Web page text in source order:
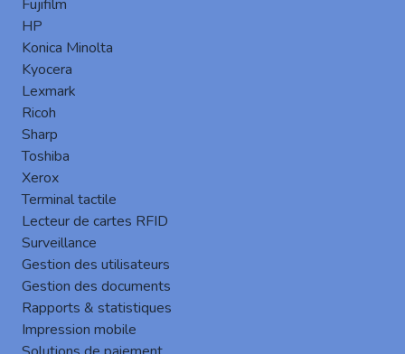
Fujifilm
HP
Konica Minolta
Kyocera
Lexmark
Ricoh
Sharp
Toshiba
Xerox
Terminal tactile
Lecteur de cartes RFID
Surveillance
Gestion des utilisateurs
Gestion des documents
Rapports & statistiques
Impression mobile
MFPKyocera
spécialement conçu pour les équipements
de la marque.
Ce module exploite l’écran tactile intégré
des MFP Kyocera pour améliorer les
fonctionnalités, renforcer la sécurité et
offrir une expérience utilisateur intuitive
pour tous types d’utilisateurs.
Fonctionnalités clés